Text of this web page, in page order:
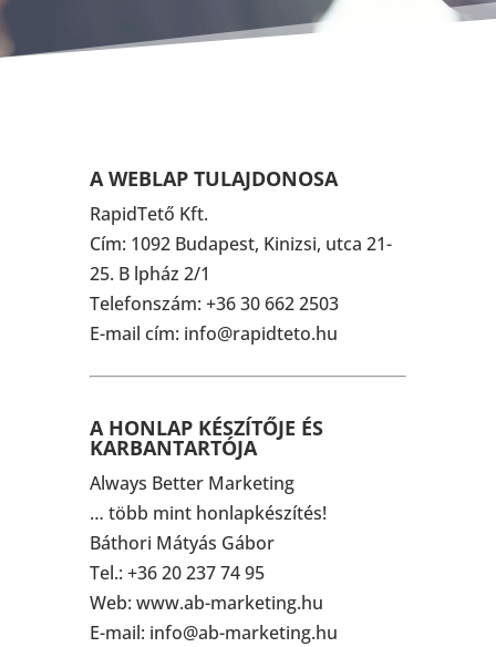
A WEBLAP TULAJDONOSA
RapidTető Kft.
Cím: 1092 Budapest, Kinizsi, utca 21-
25. B lpház 2/1
Telefonszám: +36 30 662 2503
E-mail cím: info@rapidteto.hu
A HONLAP KÉSZÍTŐJE ÉS
KARBANTARTÓJA
Always Better Marketing
… több mint honlapkészítés!
Báthori Mátyás Gábor
Tel.: +36 20 237 74 95
Web: www.ab-marketing.hu
E-mail: info@ab-marketing.hu